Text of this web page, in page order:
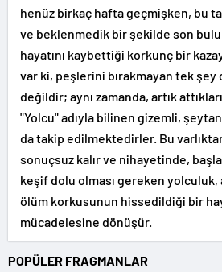
henüz birkaç hafta geçmişken, bu
ve beklenmedik bir şekilde son
hayatını kaybettiği korkunç bir
var ki, peşlerini bırakmayan tek şey
değildir; aynı zamanda, artık
"Yolcu" adıyla bilinen gizemli,
da takip edilmektedirler. Bu
sonuçsuz kalır ve nihayetinde,
keşif dolu olması gereken yolculuk,
ölüm korkusunun hissedildiği bir
mücadelesine dönüşür.
POPÜLER FRAGMANLAR